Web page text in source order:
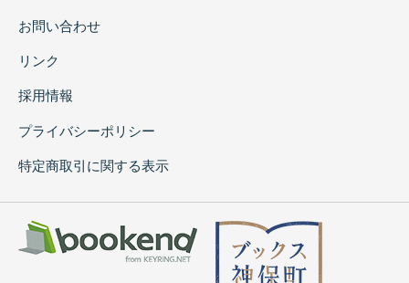
お問い合わせ
リンク
採用情報
プライバシーポリシー
特定商取引に関する表示